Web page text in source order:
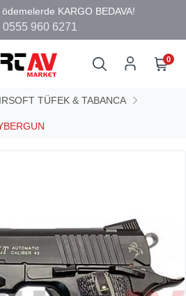
0555 960 6271
0
TÜFEK & TABANCA